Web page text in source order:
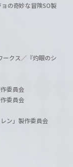
の奇妙な冒険SO製
クス／『灼眼のシ
委員会
委員会
ン」製作委員会